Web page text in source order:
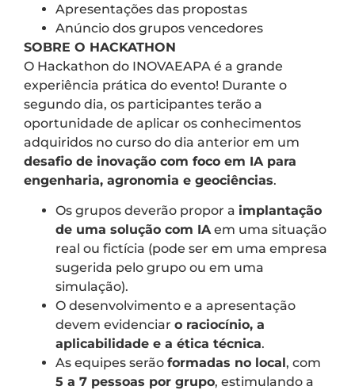
Apresentações das propostas
Anúncio dos grupos vencedores
SOBRE O HACKATHON
O Hackathon do INOVAEAPA é a grande
experiência prática do evento! Durante o
segundo dia, os participantes terão a
oportunidade de aplicar os conhecimentos
adquiridos no curso do dia anterior em um
desafio de inovação com foco em IA para
engenharia, agronomia e geociências.
Os grupos deverão propor a implantação
de uma solução com IAem uma situação
real ou fictícia (pode ser em uma empresa
sugerida pelo grupo ou em uma
simulação).
O desenvolvimento e a apresentação
devem evidenciar o raciocínio, a
aplicabilidade e a ética técnica.
As equipes serão formadas no local, com
5 a 7 pessoas por grupo, estimulando a